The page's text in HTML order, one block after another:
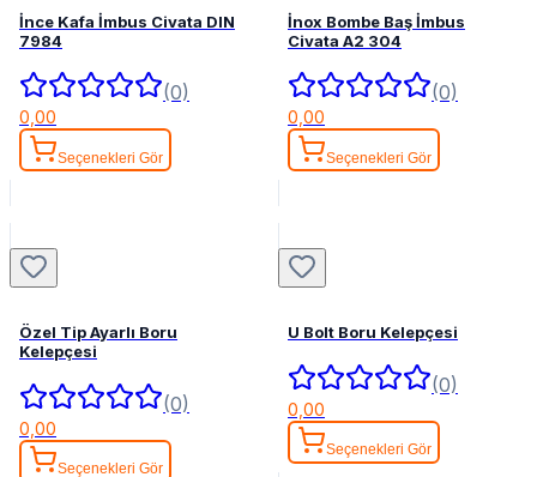
İnce Kafa İmbus Civata DIN
7984
(0)
0,00
Seçenekleri Gör
İnox Bombe Baş İmbus
Civata A2 304
(0)
0,00
Seçenekleri Gör
Özel Tip Ayarlı Boru
Kelepçesi
(0)
0,00
Seçenekleri Gör
U Bolt Boru Kelepçesi
(0)
0,00
Seçenekleri Gör